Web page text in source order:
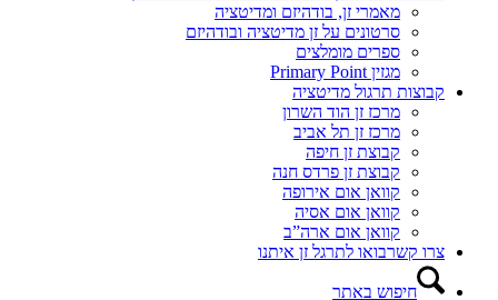
מאמרי זן, בודהיזם ומדיטציה
סרטונים על זן מדיטציה ובודהיזם
ספרים מומלצים
מגזין Primary Point
קבוצות תרגול מדיטציה
מרכז זן הוד השרון
מרכז זן תל אביב
קבוצת זן חיפה
קבוצת זן פרדס חנה
קוואן אום אירופה
קוואן אום אסיה
קוואן אום ארה”ב
צרו קשרבואו לתרגל זן איתנו
חיפוש באתר